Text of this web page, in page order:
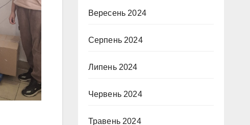
Вересень 2024
Серпень 2024
Липень 2024
Червень 2024
Травень 2024